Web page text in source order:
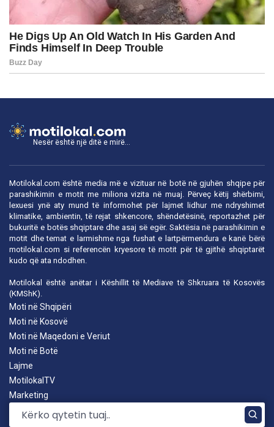
Nesër është një ditë e mirë...
Motilokal.com është media më e vizituar në botë në gjuhën shqipe për
parashikimin e motit me miliona vizita në muaj. Përveç këtij shërbimi,
lexuesi ynë aty mund të informohet për lajmet lidhur me ndryshimet
klimatike, ambientin, të rejat shkencore, shëndetësinë, reportazhet për
bukuritë e botës shqiptare dhe asaj së egër. Saktësia në parashikimin e
motit dhe temat e larmishme nga fushat e lartpërmendura e kanë bërë
motilokal.com si referencën kryesore të motit për të gjithë shqiptarët
kudo që ata ndodhen.
Motilokal është anëtar i Këshillit të Mediave të Shkruara të Kosovës
(KMShK).
Moti në Shqipëri
Moti në Kosovë
Moti në Maqedoni e Veriut
Moti në Botë
Lajme
MotilokalTV
Marketing